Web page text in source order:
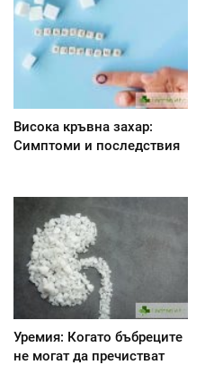
Висока кръвна захар:
Симптоми и последствия
Уремия: Когато бъбреците
не могат да пречистват